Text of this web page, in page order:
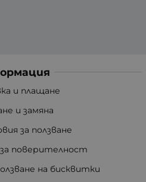
и плащане
и замяна
за ползване
поверителност
на бисквитки